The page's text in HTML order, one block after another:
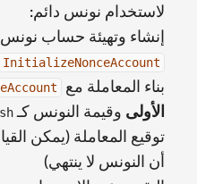
لاستخدام نونس دائم:
إنشاء وتهيئة حساب
InitializeNonceAccount
بناء المعاملة مع
الأولى وقيمة النونس كـ
توقيع المعاملة (يمكن
أن النونس لا ينتهي)